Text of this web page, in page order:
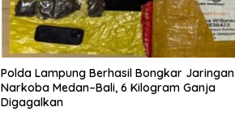
Polda Lampung Berhasil Bongkar Jaringan
Narkoba Medan–Bali, 6 Kilogram Ganja
Digagalkan